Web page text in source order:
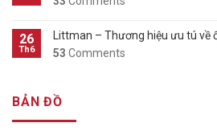
26
Th6
Littman – Thương hiệu ưu tú về
53 Comments
BẢN ĐỒ